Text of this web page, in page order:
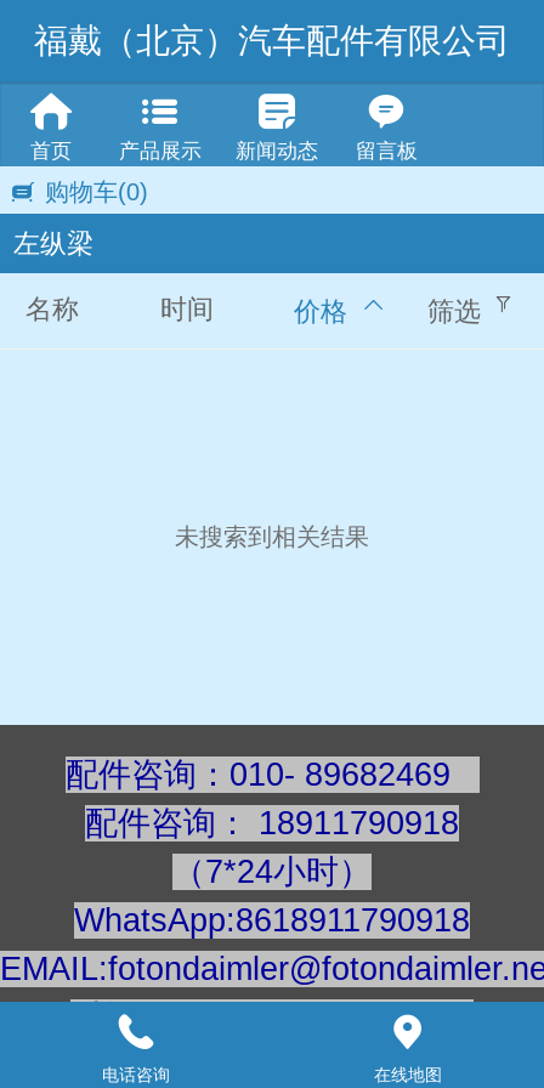
福戴（北京）汽车配件有限公司
首页 产品展示 新闻动态 留言板
购物车(0)
左纵梁
名称 时间 价格 筛选
未搜索到相关结果
配件咨询：010- 89682469
配件咨询 ： 18911790918
（7*24小时）
WhatsApp:8618911790918
手机/微信：18911790918
建议用电脑浏览更清楚
电话咨询 在线地图